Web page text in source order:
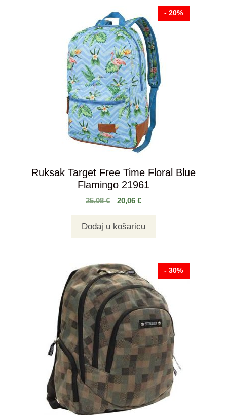
- 20%
Ruksak Target Free Time Floral Blue
Flamingo 21961
25,08€ 20,06 €
Dodaj u košaricu
- 30%